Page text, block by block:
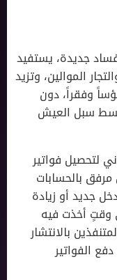
جديدة، يستفيد
الموالين، وتزيد
وفقراً، دون
سبل العيش
لتحصيل فواتير
مرفق بالحسابات
جديد أو زيادة
وقتٍ أخذت فيه
بالانتشار
الفواتير